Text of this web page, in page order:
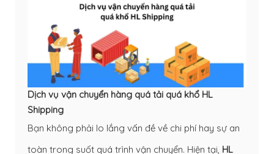
Dịch vụ vận chuyển hàng quá tải quá khổ HL
Shipping
Bạn không phải lo lắng vấn đề về chi phí hay sự an
toàn trong suốt quá trình vận chuyển. Hiện tại, HL